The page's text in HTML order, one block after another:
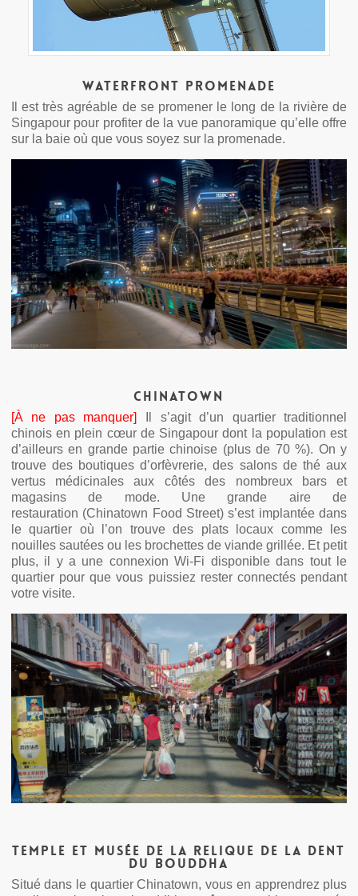
Waterfront Promenade
Il est très agréable de se promener le long de la rivière de
Singapour pour profiter de la vue panoramique qu’elle offre
sur la baie où que vous soyez sur la promenade.
Chinatown
[À ne pas manquer]
Il s’agit d’un quartier traditionnel
chinois en plein cœur de Singapour dont la population est
d’ailleurs en grande partie chinoise (plus de 70 %). On y
trouve des boutiques d’orfèvrerie, des salons de thé aux
vertus médicinales aux côtés des nombreux bars et
magasins de mode. Une grande aire de
restauration (Chinatown Food Street) s’est implantée dans
le quartier où l’on trouve des plats locaux comme les
nouilles sautées ou les brochettes de viande grillée. Et petit
plus, il y a une connexion Wi-Fi disponible dans tout le
quartier pour que vous puissiez rester connectés pendant
votre visite.
Temple et Musée de la Relique de la Dent
du Bouddha
Situé dans le quartier Chinatown, vous en apprendrez plus